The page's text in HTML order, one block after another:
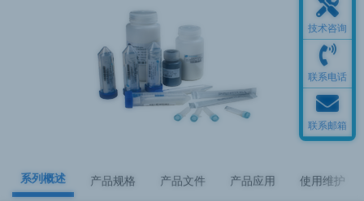
系列概述 产品规格 产品文件 产品应用 使用维护
技术咨询
联系电话
联系邮箱